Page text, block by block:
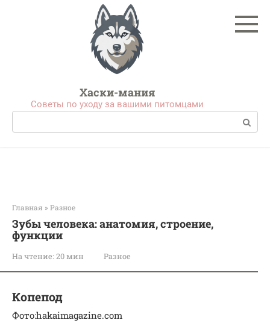
Хаски-мания
Советы по уходу за вашими питомцами
Поиск:
Главная » Разное
Зубы человека: анатомия, строение,
функции
На чтение: 20 мин Разное
Копепод
Фото:hakaimagazine.com